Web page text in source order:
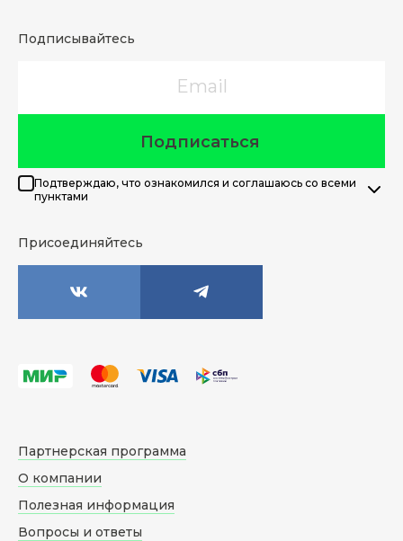
Подписывайтесь
Подписаться
Подтверждаю, что ознакомился и соглашаюсь со всеми
пунктами
Присоединяйтесь
Партнерская программа
О компании
Полезная информация
Вопросы и ответы